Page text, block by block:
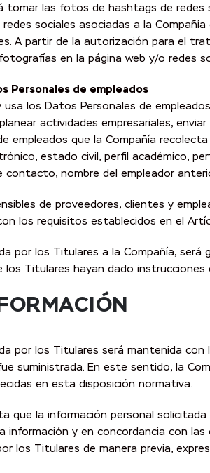
tomar las fotos de hashtags de
sociales asociadas a la
A partir de la autorización para el
en la página web y/o redes
Personales de empleados
usa los Datos Personales de
actividades empresariales,
empleados que la Compañía
estado civil, perfil académico,
contacto, nombre del empleador
de proveedores, clientes y
los requisitos establecidos en el
por los Titulares a la Compañía,
los Titulares hayan dado
por los Titulares será mantenida
suministrada. En este sentido, la
en esta disposición normativa.
que la información personal
y en concordancia con
los Titulares de manera previa,